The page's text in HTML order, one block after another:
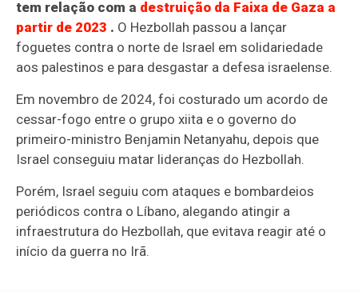
tem relação com a destruição da Faixa de Gaza a
partir de 2023 . O Hezbollah passou a lançar
foguetes contra o norte de Israel em solidariedade
aos palestinos e para desgastar a defesa israelense.
Em novembro de 2024, foi costurado um acordo de
cessar-fogo entre o grupo xiita e o governo do
primeiro-ministro Benjamin Netanyahu, depois que
Israel conseguiu matar lideranças do Hezbollah.
Porém, Israel seguiu com ataques e bombardeios
periódicos contra o Líbano, alegando atingir a
infraestrutura do Hezbollah, que evitava reagir até o
início da guerra no Irã.